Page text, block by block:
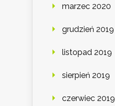
marzec 2020
grudzień 2019
listopad 2019
sierpień 2019
czerwiec 2019